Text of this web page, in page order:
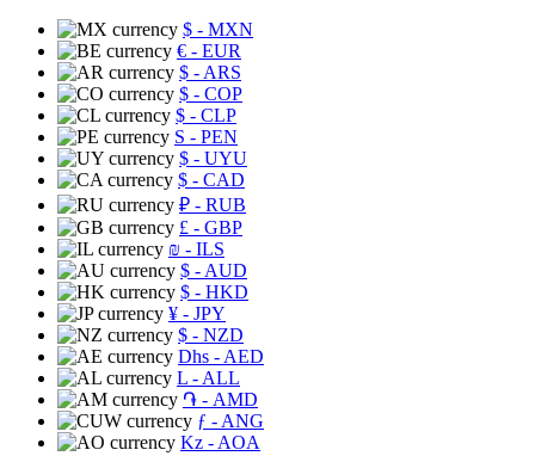
$ - MXN
€ - EUR
$ - ARS
$ - COP
$ - CLP
S - PEN
$ - UYU
$ - CAD
₽ - RUB
£ - GBP
₪ - ILS
$ - AUD
$ - HKD
¥ - JPY
$ - NZD
Dhs - AED
L - ALL
֏ - AMD
ƒ - ANG
Kz - AOA